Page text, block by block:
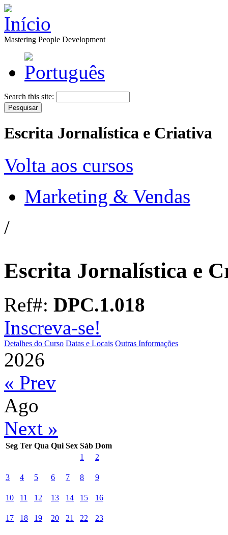
Mastering People Development
Search this site:
Escrita Jornalística e Criativa
Volta aos cursos
Marketing & Vendas
/
Escrita Jornalística e
Ref#: DPC.1.018
Inscreva-se!
Detalhes do Curso Datas e Locais Outras Informações
2026
« Prev
Ago
Next »
Seg Ter Qua Qui Sex Sáb Dom
1
2
3 4 5 6 7 8 9
10 11 12 13 14 15 16
17 18 19 20 21 22 23